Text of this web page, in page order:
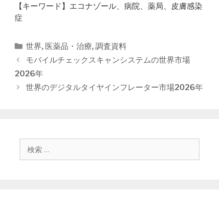
【キーワード】エコナゾール、病院、薬局、皮膚感染
症
カ
テ
ゴ
ー
世界, 医薬品・治療, 調査資料
投
稿
ョ
モバイルチェックスキャンシステムの世界市場
2026年
世界のデジタルタイヤインフレーター市場2026年